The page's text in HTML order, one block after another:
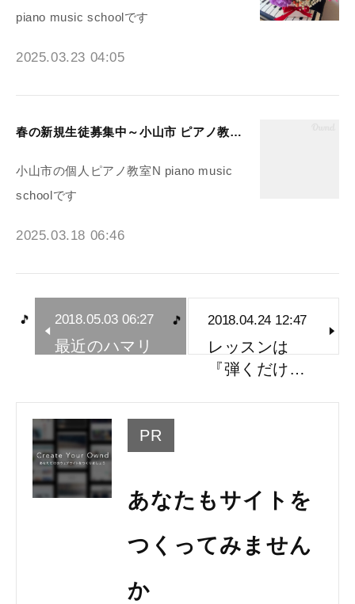
piano music schoolです
2025.03.23 04:05
春の新規生徒募集中～小山市 ピアノ教室N piano music school
小山市の個人ピアノ教室N piano music
schoolです
2025.03.18 06:46
2018.05.03 06:27
最近のハマリ
2018.04.24 12:47
レッスンは
『弾くだけ…
PR
あなたもサイトを
つくってみません
か